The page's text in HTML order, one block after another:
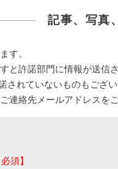
記事、写真
す。
と許諾部門に情報が送信
されていないものもござ
連絡先メールアドレスを
必須】